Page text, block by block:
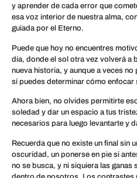
y aprender de cada error que
esa voz interior de nuestra alma,
guiada por el Eterno.
Puede que hoy no encuentres
día, donde el sol otra vez volverá a
nueva historia, y aunque a veces
sí puedes determinar cómo enfocar
Ahora bien, no olvides permitirte
soledad y dar un espacio a tus
necesarios para luego levantarte y
Recuerda que no existe un final sin
oscuridad, un ponerse en pie si
no se busca, y ni siquiera las